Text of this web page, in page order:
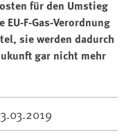
für den Umstieg
F-Gas-Verordnung
sie werden dadurch
gar nicht mehr